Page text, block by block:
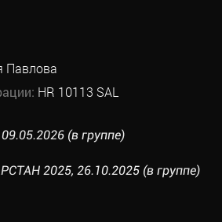
Павлова
HR 10113 SAL
(в группе)
2025, 26.10.2025 (в группе)